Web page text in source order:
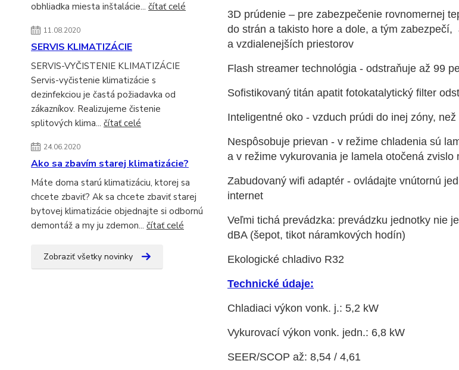
obhliadka miesta inštalácie... čítať celé
11.08.2020
SERVIS KLIMATIZÁCIE
SERVIS-VYČISTENIE KLIMATIZÁCIE
Servis-vyčistenie klimatizácie s
dezinfekciou je častá požiadavka od
zákazníkov. Realizujeme čistenie
splitových klima... čítať celé
24.06.2020
Ako sa zbavím starej klimatizácie?
Máte doma starú klimatizáciu, ktorej sa
chcete zbaviť? Ak sa chcete zbaviť starej
bytovej klimatizácie objednajte si odbornú
demontáž a my ju zdemon... čítať celé
Zobraziť všetky novinky
3D prúdenie – pre zabezpečenie rovnomernej
do strán a takisto hore a dole, a tým
a vzdialenejších priestorov
Flash streamer technológia - odstraňuje až 99
Sofistikovaný titán apatit fotokatalytický filter
Inteligentné oko - vzduch prúdi do inej zóny,
Nespôsobuje prievan - v režime chladenia sú
a v režime vykurovania je lamela otočená
Zabudovaný wifi adaptér - ovládajte vnútornú
internet
Veľmi tichá prevádzka: prevádzku jednotky nie
dBA (šepot, tikot náramkových hodín)
Ekologické chladivo R32
Technické údaje:
Chladiaci výkon vonk. j.: 5,2 kW
Vykurovací výkon vonk. jedn.: 6,8 kW
SEER/SCOP až: 8,54 / 4,61